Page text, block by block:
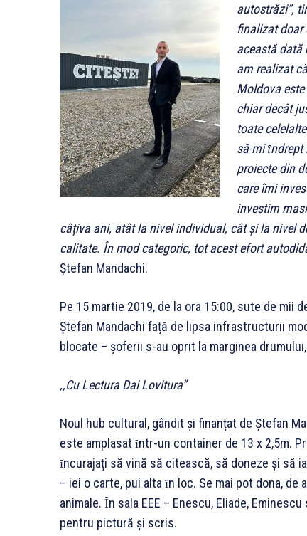
autostrăzi”,
finalizat doar
această dată
am realizat
Moldova
chiar decât
toate
să-mi ȋndrept
proiecte din
care îmi
investim
câțiva ani, atât la nivel individual, cât și la nivel
calitate. În mod categoric, tot acest efort
Ștefan Mandachi.
Pe 15 martie 2019, de la ora 15:00, sute de
Ștefan Mandachi față de lipsa infrastructurii
blocate – șoferii s-au oprit la marginea
,,Cu Lectura Dai Lovitura”
Noul hub cultural, gândit și finanțat de Ștefan
este amplasat ȋntr-un container de 13 x 2,5m.
ȋncurajați să vină să citească, să doneze și să
– iei o carte, pui alta ȋn loc. Se mai pot dona,
animale. Ȋn sala EEE – Enescu, Eliade,
pentru pictură și scris.